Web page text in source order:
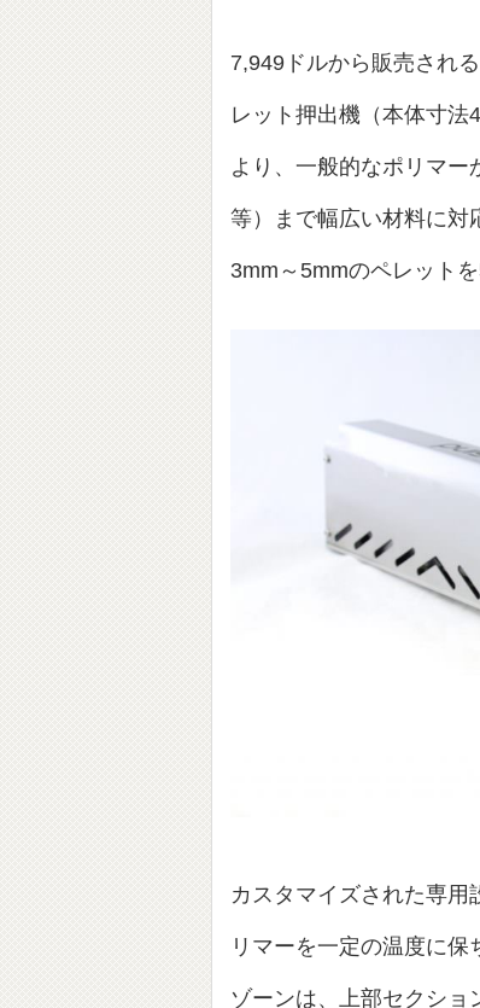
7,949ドルから販売され
レット押出機（本体寸
より、一般的なポリマ
等）まで幅広い材料に対
3mm～5mmのペレット
カスタマイズされた専
リマーを一定の温度に
ゾーンは、上部セクショ